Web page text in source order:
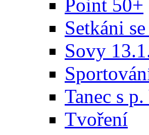
Point 50+
Setkáni
Sovy
Tanec s
Tvoření